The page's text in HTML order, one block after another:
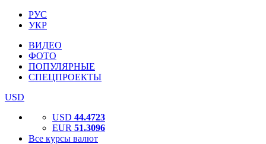
РУС
УКР
ВИДЕО
ФОТО
ПОПУЛЯРНЫЕ
СПЕЦПРОЕКТЫ
USD
USD 44.4723
EUR 51.3096
Все курсы валют